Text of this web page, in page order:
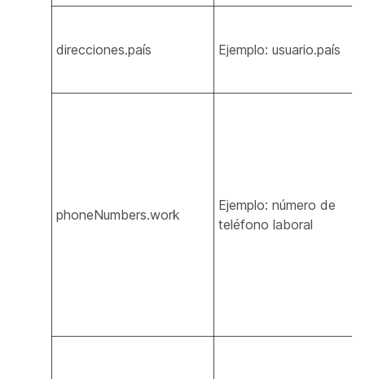
direcciones.país Ejemplo: usuario.país
phoneNumbers.work
Ejemplo: número de
teléfono laboral